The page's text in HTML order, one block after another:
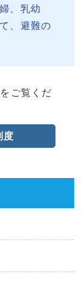
、乳幼
、避難の
ご覧くだ
度